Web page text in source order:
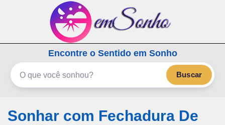
emSonho.com
Os sonhos significam mais
Encontre o Sentido em Sonho
Buscar
Sonhar com Fechadura De